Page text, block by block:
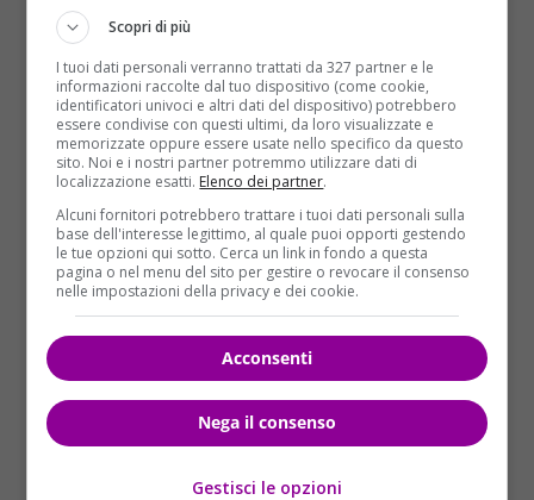
Scopri di più
I tuoi dati personali verranno trattati da 327 partner e le
informazioni raccolte dal tuo dispositivo (come cookie,
identificatori univoci e altri dati del dispositivo) potrebbero
essere condivise con questi ultimi, da loro visualizzate e
memorizzate oppure essere usate nello specifico da questo
sito. Noi e i nostri partner potremmo utilizzare dati di
localizzazione esatti. Elenco dei partner.
Alcuni fornitori potrebbero trattare i tuoi dati personali sulla
base dell'interesse legittimo, al quale puoi opporti gestendo
le tue opzioni qui sotto. Cerca un link in fondo a questa
pagina o nel menu del sito per gestire o revocare il consenso
nelle impostazioni della privacy e dei cookie.
Acconsenti
Nega il consenso
Gestisci le opzioni